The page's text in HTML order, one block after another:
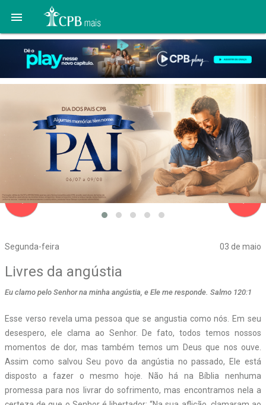

Segunda-feira 03 de maio
navigate_before
Livres da angústia
Eu clamo pelo Senhor na minha angústia, e Ele me responde. Salmo 120:1
Esse verso revela uma pessoa que se angustia como nós. Em seu
desespero, ele clama ao Senhor. De fato, todos temos nossos
momentos de dor, mas também temos um Deus que nos ouve.
Assim como salvou Seu povo da angústia no passado, Ele está
disposto a fazer o mesmo hoje. Não há na Bíblia nenhuma
promessa para nos livrar do sofrimento, mas encontramos nela a
navigate_next